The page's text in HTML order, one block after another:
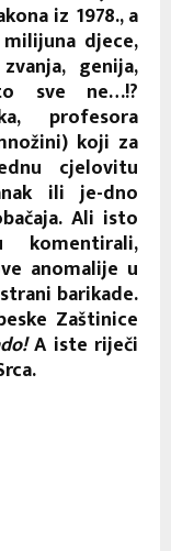
iz 1978., a
djece,
genija,
sve ne…!?
profesora
koji za
cjelovitu
ili je-dno
Ali isto
anomalije u
barikade.
Zaštinice
A iste riječi